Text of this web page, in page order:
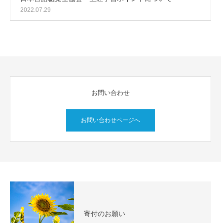
2022.07.29
お問い合わせ
お問い合わせページへ
寄付のお願い